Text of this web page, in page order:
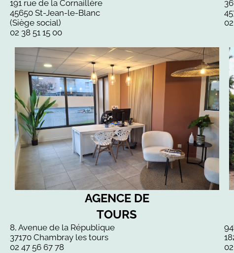
191 rue de la Cornaillère
45650 St-Jean-le-Blanc
(Siège social)
02 38 51 15 00
AGENCE DE
TOURS
8, Avenue de la République
37170 Chambray les tours
02 47 56 67 78